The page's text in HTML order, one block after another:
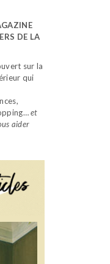
DE LA
sur la
qui
et
aider